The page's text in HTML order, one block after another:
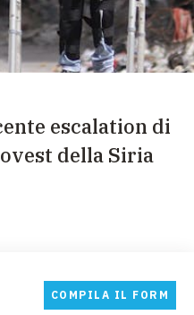
escalation di
della Siria
COMPILA IL FORM